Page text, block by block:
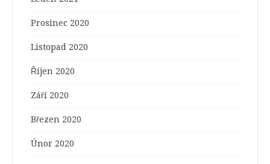
Prosinec 2020
Listopad 2020
Říjen 2020
Září 2020
Březen 2020
Únor 2020